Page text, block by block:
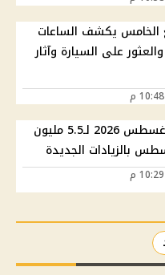
يكشف الساعات
على السيارة وآثار
موعد صرف مرتبات أغسطس 2026 لـ5.5 مليون